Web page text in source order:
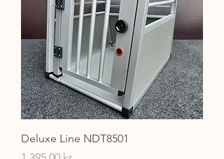
Deluxe Line NDT8501